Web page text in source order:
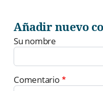
Añadir nuevo
Su nombre
Comentario